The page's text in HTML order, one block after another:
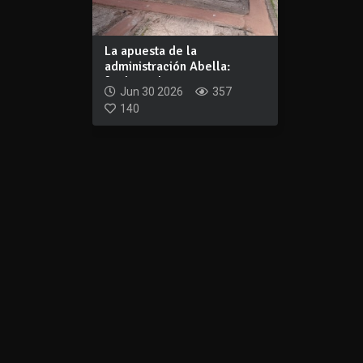
La apuesta de la
administración Abella:
facilitar el acceso...
Jun 30 2026
357
140